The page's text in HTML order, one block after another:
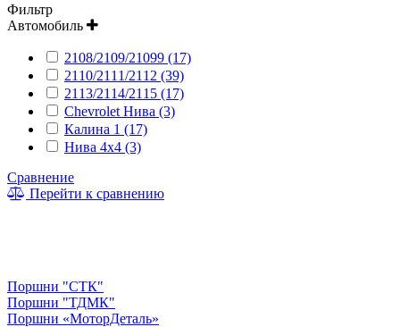
Фильтр
Автомобиль
2108/2109/21099 (17)
2110/2111/2112 (39)
2113/2114/2115 (17)
Chevrolet Нива (3)
Калина 1 (17)
Нива 4x4 (3)
Сравнение
Перейти к сравнению
Поршни "СТК"
Поршни "ТДМК"
Поршни «МоторДеталь»